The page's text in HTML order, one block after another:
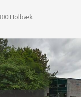
Holbæk